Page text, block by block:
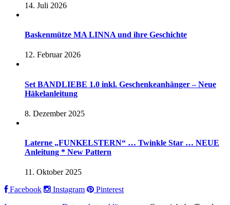
14. Juli 2026
Baskenmütze MA LINNA und ihre Geschichte
12. Februar 2026
Set BANDLIEBE 1.0 inkl. Geschenkeanhänger – Neue
Häkelanleitung
8. Dezember 2025
Laterne „FUNKELSTERN“ … Twinkle Star … NEUE
Anleitung * New Pattern
11. Oktober 2025
Facebook
Instagram
Pinterest